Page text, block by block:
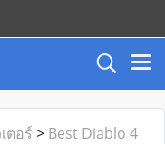
ตอร์ > Best Diablo 4